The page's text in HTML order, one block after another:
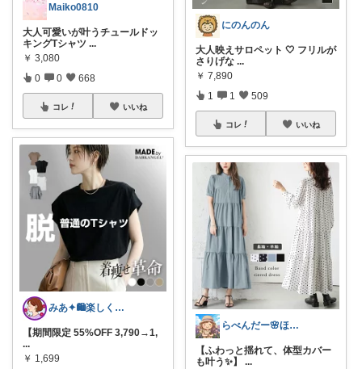
Maiko0810
大人可愛いが叶うチュールドッ
キングTシャツ ...
￥ 3,080
0 0 668
コレ いいね
みあ✦🛍️楽しくお買い物
【期間限定 55%OFF 3,790→1,
...
￥ 1,699
にのんのん
大人映えサロペット 🤍 フリルが
さりげな ...
￥ 7,890
1 1 509
コレ いいね
らべんだー🌸ほっと癒されるものを
【ふわっと揺れて、体型カバー
も叶う✨】 ...